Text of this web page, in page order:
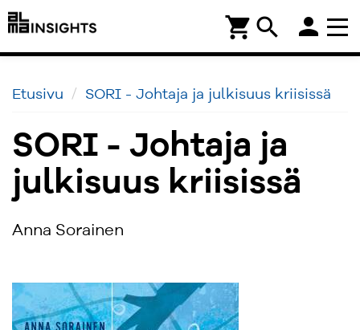
search
shopping_cart person
Etusivu SORI - Johtaja ja julkisuus kriisissä
SORI - Johtaja ja
julkisuus kriisissä
Anna Sorainen